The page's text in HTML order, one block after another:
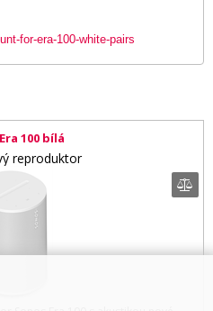
for-era-100-white-pairs
100 bílá
reproduktor